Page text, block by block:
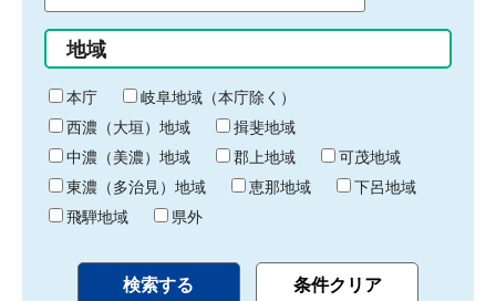
始
り
間
終
わ
り
地域
本庁
岐阜地域（本庁除く）
西濃（大垣）地域
揖斐地域
中濃（美濃）地域
郡上地域
可茂地域
東濃（多治見）地域
恵那地域
下呂地域
飛騨地域
県外